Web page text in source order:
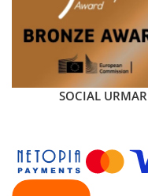
SOCIAL